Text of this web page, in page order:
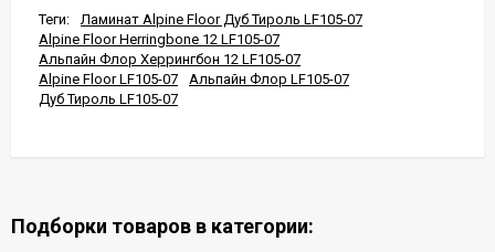
Теги:
Ламинат Alpine Floor Дуб Тироль LF105-07
Alpine Floor Herringbone 12 LF105-07
Альпайн Флор Херрингбон 12 LF105-07
Alpine Floor LF105-07
Альпайн Флор LF105-07
Дуб Тироль LF105-07
Подборки товаров в категории: